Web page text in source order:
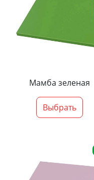
Мамба зеленая
Выбрать